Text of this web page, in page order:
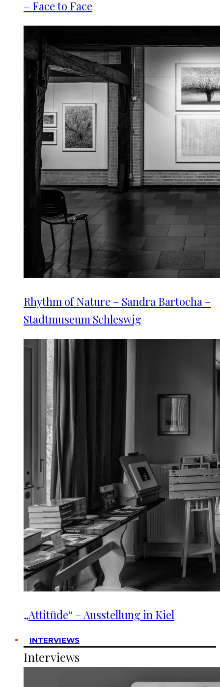
– Face to Face
Rhythm of Nature – Sandra Bartocha –
Stadtmuseum Schleswig
„Attitüde“ – Ausstellung in Kiel
INTERVIEWS
Interviews